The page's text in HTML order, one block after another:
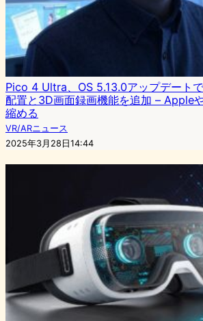
Pico 4 Ultra、OS 5.13.0アップデート
配置と3D画面録画機能を追加 – Apple
縮める
VR/ARニュース
2025年3月28日14:44